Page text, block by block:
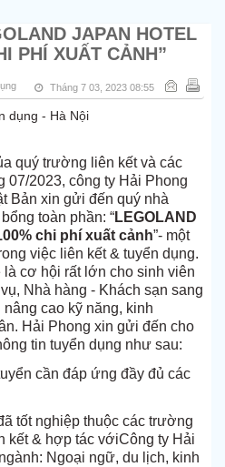
JAPAN HOTEL
PHÍ XUẤT CẢNH”
Tháng 7 03, 2023 08:55
quý trường liên kết và các
07/2023, công ty Hải Phong
Bản xin gửi đến quý nhà
toàn phần: “LEGOLAND
chi phí xuất cảnh”- một
việc liên kết & tuyển dụng.
là cơ hội rất lớn cho sinh viên
Nhà hàng - Khách sạn sang
cao kỹ năng, kinh
Hải Phong xin gửi đến cho
tin tuyển dụng như sau:
cần đáp ứng đầy đủ các
tốt nghiệp thuộc các trường
kết & hợp tác vớiCông ty Hải
Ngoại ngữ, du lịch, kinh